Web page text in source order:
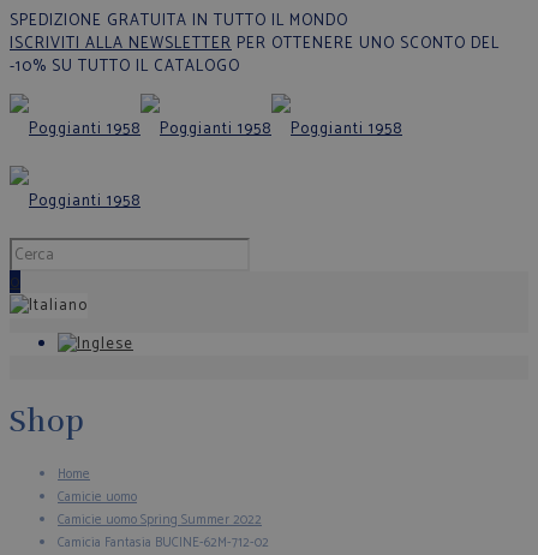
SPEDIZIONE GRATUITA IN TUTTO IL MONDO
ISCRIVITI ALLA NEWSLETTER PER OTTENERE UNO SCONTO DEL
-10% SU TUTTO IL CATALOGO
0
Shop
Home
Camicie uomo
Camicie uomo Spring Summer 2022
Camicia Fantasia BUCINE-62M-712-02